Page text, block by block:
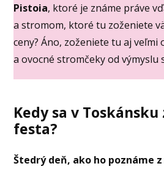
Pistoia, ktoré je známe práve
a stromom, ktoré tu zoženiete
ceny? Áno, zoženiete tu aj
a ovocné stromčeky od výmyslu
Kedy sa v
festa?
Štedrý deň, ako ho poznáme